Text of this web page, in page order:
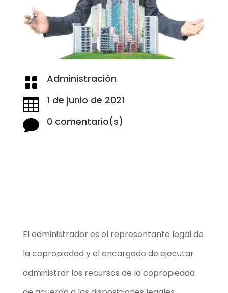
 Administración
 1 de junio de 2021
 0 comentario(s)
El administrador es el representante legal de
la copropiedad y el encargado de ejecutar
administrar los recursos de la copropiedad